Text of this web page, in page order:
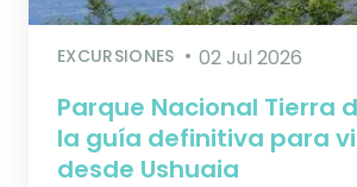
EXCURSIONES 02 Jul 2026
Parque Nacional Tierra
la guía definitiva para
desde Ushuaia